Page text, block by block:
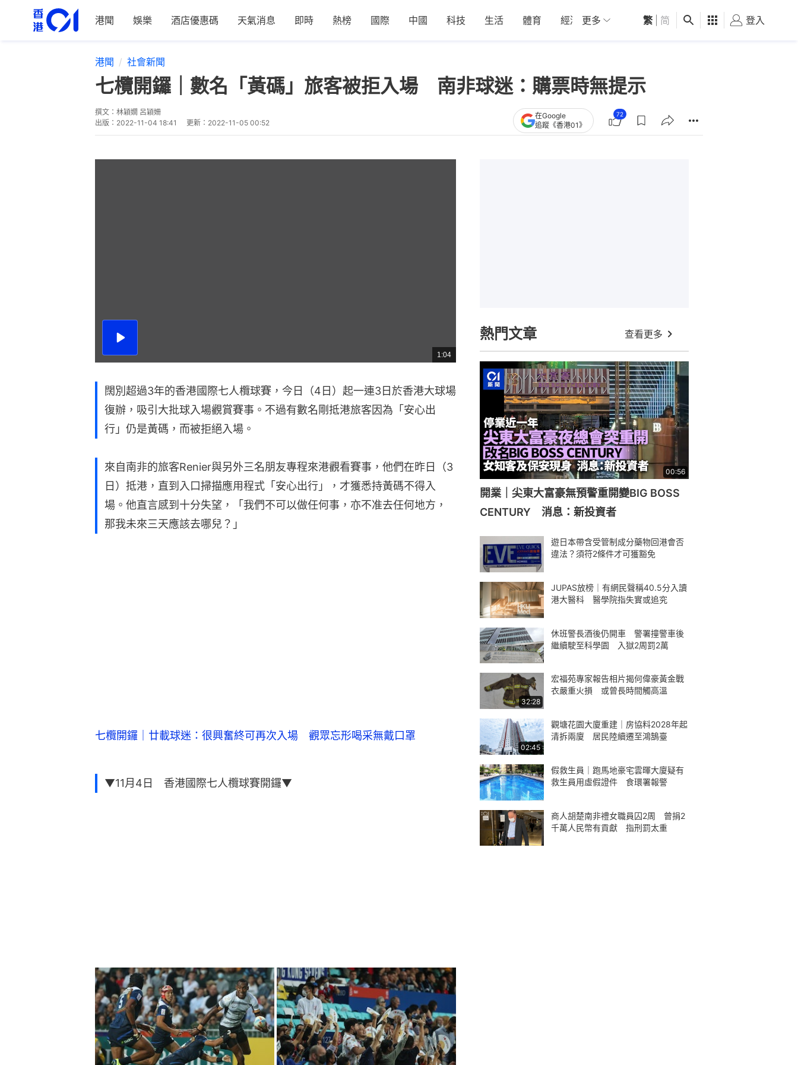
港聞 娛樂 酒店優惠碼 天氣消息 即時 熱榜 國際 中國 科技 生活 體育 經濟 01深圳 觀點 健康 好食玩飛
更多 繁 简 登入
港聞 社會新聞
七欖開鑼｜數名「黃碼」旅客被拒入場 南非球迷：購票時無提示
撰文： 林穎嫺 呂穎姍
出版： 2022-11-04 18:41 更新： 2022-11-05 00:52
在Google
追蹤《香港01》
72
播
總
共
1:04
闊別超過3年的香港國際七人欖球賽，今日（4日）起一連3日於香港大球場
復辦，吸引大批球入場觀賞賽事。不過有數名剛抵港旅客因為「安心出
行」仍是黃碼，而被拒絕入場。
來自南非的旅客Renier與另外三名朋友專程來港觀看賽事，他們在昨日（3
日）抵港，直到入口掃描應用程式「安心出行」，才獲悉持黃碼不得入
場。他直言感到十分失望，「我們不可以做任何事，亦不准去任何地方，
那我未來三天應該去哪兒？」
七欖開鑼｜廿載球迷：很興奮終可再次入場 觀眾忘形喝采無戴口罩
▼11月4日 香港國際七人欖球賽開鑼▼
熱門文章 查看更多
00:56
開業｜尖東大富豪無預警重開變BIG BOSS
CENTURY 消息：新投資者
遊日本帶含受管制成分藥物回港會否
違法？須符2條件才可獲豁免
JUPAS放榜｜有網民聲稱40.5分入讀
港大醫科 醫學院指失實或追究
休班警長酒後仍開車 警署撞警車後
繼續駛至科學園 入獄2周罰2萬
32:28
宏福苑專家報告相片揭何偉豪黃金戰
衣嚴重火損 或曾長時間觸高溫
02:45
觀塘花園大廈重建｜房協料2028年起
清拆兩廈 居民陸續遷至鴻鵠臺
假救生員｜跑馬地豪宅雲暉大廈疑有
救生員用虛假證件 食環署報警
商人胡楚南非禮女職員囚2周 曾捐2
千萬人民幣有貢獻 指刑罰太重